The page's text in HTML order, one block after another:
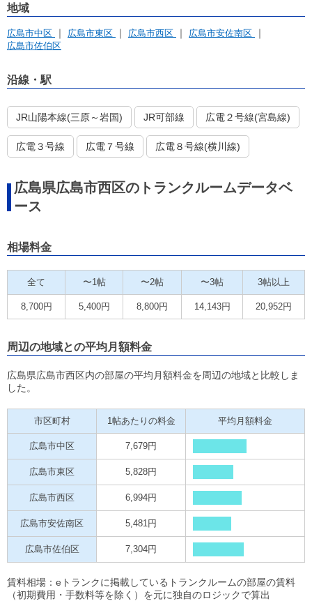
地域
広島市中区 広島市東区 広島市西区
広島市安佐南区
広島市佐伯区
沿線・駅
JR山陽本線(三原～岩国) JR可部線 広電２号線(宮島線)
広電３号線 広電７号線 広電８号線(横川線)
広島県広島市西区のトランクルームデータベ
ース
相場料金
全て 〜1帖 〜2帖 〜3帖 3帖以上
8,700円 5,400円 8,800円 14,143円 20,952円
周辺の地域との平均月額料金
広島県広島市西区内の部屋の平均月額料金を周辺の地域と比較しま
した。
市区町村 1帖あたりの料金 平均月額料金
広島市中区 7,679円
広島市東区 5,828円
広島市西区 6,994円
広島市安佐南区 5,481円
広島市佐伯区 7,304円
賃料相場：eトランクに掲載しているトランクルームの部屋の賃料
（初期費用・手数料等を除く）を元に独自のロジックで算出